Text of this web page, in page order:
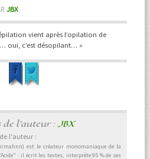
JBX
vient après l’opilation de
oui, c’est désopilant… »
de l'auteur :JBX
l'auteur :
est le créateur monomaniaque de la
: il écrit les textes, interprète 95 % de ses